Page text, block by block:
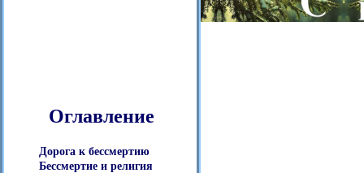
Оглавление
Дорога к бессмертию
Бессмертие и религия